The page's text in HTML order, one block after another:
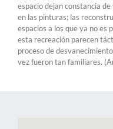
espacio dejan constancia
en las pinturas; las
espacios a los que ya no es
esta recreación parecen
proceso de
vez fueron tan familiares.